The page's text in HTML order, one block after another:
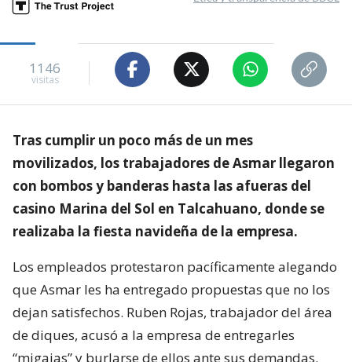
1146
visitas
Tras cumplir un poco más de un mes
movilizados, los trabajadores de Asmar llegaron
con bombos y banderas hasta las afueras del
casino Marina del Sol en Talcahuano, donde se
realizaba la fiesta navideña de la empresa.
Los empleados protestaron pacíficamente alegando
que Asmar les ha entregado propuestas que no los
dejan satisfechos. Ruben Rojas, trabajador del área
de diques, acusó a la empresa de entregarles
“migajas” y burlarse de ellos ante sus demandas.